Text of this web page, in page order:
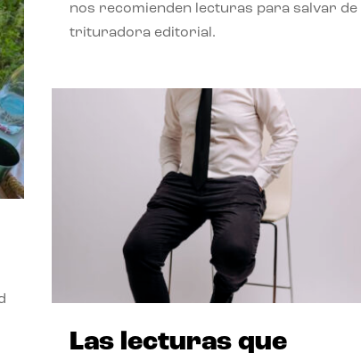
nos recomienden lecturas para salvar de
trituradora editorial.
Las lecturas que